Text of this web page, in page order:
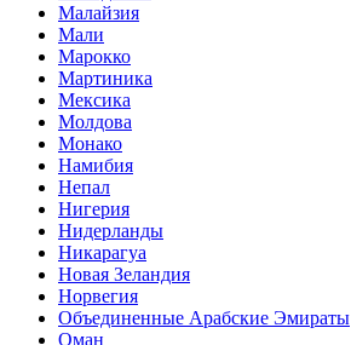
Малайзия
Мали
Марокко
Мартиника
Мексика
Молдова
Монако
Намибия
Непал
Нигерия
Нидерланды
Никарагуа
Новая Зеландия
Норвегия
Объединенные Арабские Эмираты
Оман